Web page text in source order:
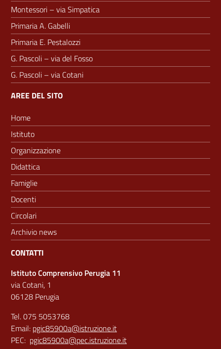
Montessori – via Simpatica
Primaria A. Gabelli
Primaria E. Pestalozzi
G. Pascoli – via del Fosso
G. Pascoli – via Cotani
AREE DEL SITO
Home
Istituto
Organizzazione
Didattica
Famiglie
Docenti
Circolari
Archivio news
CONTATTI
Istituto Comprensivo Perugia 11
via Cotani, 1
06128 Perugia
Tel. 075 5053768
Email: pgic85900a@istruzione.it
PEC: pgic85900a@pec.istruzione.it